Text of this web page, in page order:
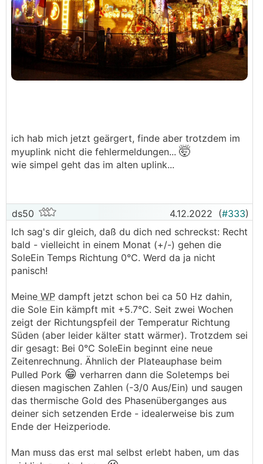
ich hab mich jetzt geärgert, finde aber trotzdem im
myuplink nicht die fehlermeldungen... 🤯
wie simpel geht das im alten uplink...
ds50 4.12.2022 (#333)
Ich sag's dir gleich, daß du dich ned schreckst: Recht
bald - vielleicht in einem Monat (+/-) gehen die
SoleEin Temps Richtung 0°C. Werd da ja nicht
panisch!
Meine WP dampft jetzt schon bei ca 50 Hz dahin,
die Sole Ein kämpft mit +5.7°C. Seit zwei Wochen
zeigt der Richtungspfeil der Temperatur Richtung
Süden (aber leider kälter statt wärmer). Trotzdem sei
dir gesagt: Bei 0°C SoleEin beginnt eine neue
Zeitenrechnung. Ähnlich der Plateauphase beim
Pulled Pork 😁 verharren dann die Soletemps bei
diesen magischen Zahlen (-3/0 Aus/Ein) und saugen
das thermische Gold des Phasenüberganges aus
deiner sich setzenden Erde - idealerweise bis zum
Ende der Heizperiode.
Man muss das erst mal selbst erlebt haben, um das